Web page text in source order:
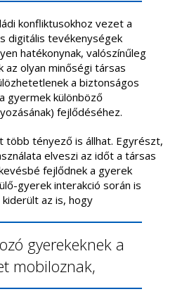
konfliktusokhoz vezet a
digitális tevékenységek
hatékonynak, valószínűleg
olyan minőségi társas
a biztonságos
gyermek különböző
fejlődéséhez.
több tényező is állhat. Egyrészt,
elveszi az időt a társas
fejlődnek a gyerek
gyerek interakció során is
kiderült az is, hogy
gyerekeknek a
mobiloznak,